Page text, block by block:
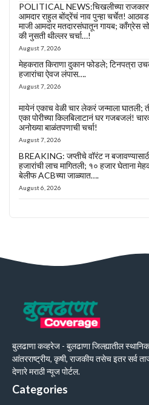
POLITICAL NEWS:चिखलीच्या
आमदार राहुल बोंद्रेंचं नाव पुन्हा चर्चेत!
माजी आमदार मतदारसंघातून गायब; काँग्रेस
की नुसती थील्लर चर्चा…!
August 7, 2026
मेहकरात किराणा दुकान फोडले; टिनपत्रा
हजारांचा ऐवज लंपास….
August 7, 2026
मायेनं एकाच वेळी चार लेकरं जन्माला घातली;
एका पोरीच्या किलबिलाटानं घर गजबजलं!
अनोख्या बाळंतपणाची चर्चा!
August 7, 2026
BREAKING: जप्तीचे वॉरंट न
हजारांची लाच मागितली; १० हजार घेताना
बेलीफ ACBच्या जाळ्यात….
August 6, 2026
बुलढाणा कव्हरेज - बुलढाणा जिल्ह्यातील स्थानिक
आंतरराष्ट्रीय, कृषी, राजकीय तसेच इतर सर्व
देणारे मराठी न्यूज पोर्टल.
Categories